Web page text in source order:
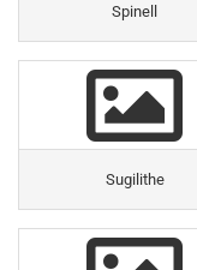
Spinell
Sugilithe